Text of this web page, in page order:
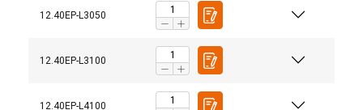
12.40EP-L3050
12.40EP-L3100
12.40EP-L4100